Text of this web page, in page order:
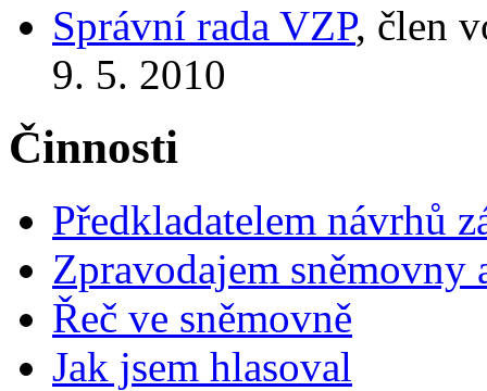
Správní rada VZP, člen
9. 5. 2010
Činnosti
Předkladatelem návrhů
Zpravodajem
Řeč ve sněmovně
Jak jsem hlasoval